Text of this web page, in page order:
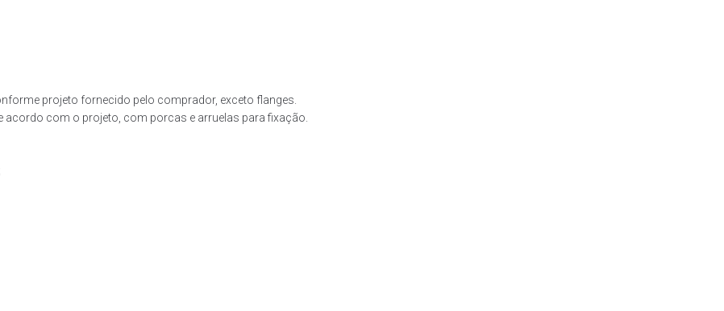
projeto fornecido pelo comprador, exceto flanges.
com o projeto, com porcas e arruelas para fixação.